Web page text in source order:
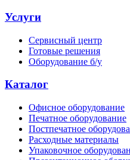
Услуги
Сервисный центр
Готовые решения
Оборудование б/у
Каталог
Офисное оборудование
Печатное оборудование
Постпечатное
Расходные материалы
Упаковочное